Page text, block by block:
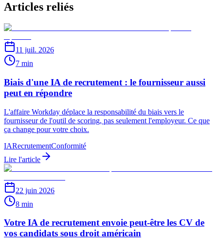
Articles reliés
11 juil. 2026
7 min
Biais d'une IA de recrutement : le fournisseur aussi
peut en répondre
L'affaire Workday déplace la responsabilité du biais vers le
fournisseur de l'outil de scoring, pas seulement l'employeur. Ce que
ça change pour votre choix.
IARecrutementConformité
Lire l'article
22 juin 2026
8 min
Votre IA de recrutement envoie peut-être les CV de
vos candidats sous droit américain